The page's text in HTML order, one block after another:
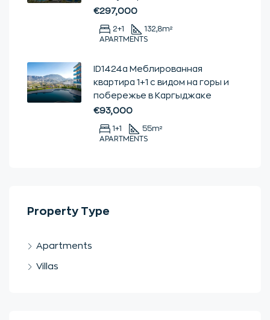
€297,000
2+1 132,8m²
APARTMENTS
ID1424a Меблированная
квартира 1+1 с видом на горы и
побережье в Каргыджаке
€93,000
1+1 55m²
APARTMENTS
Property Type
Apartments
Villas